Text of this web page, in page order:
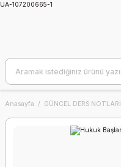
UA-107200665-1
Anasayfa GÜNCEL DERS NOTLARI